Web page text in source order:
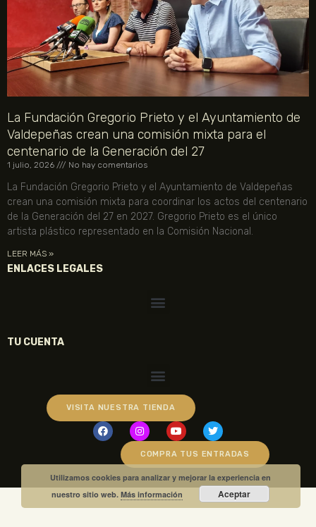
La Fundación Gregorio Prieto y el Ayuntamiento de
Valdepeñas crean una comisión mixta para el
centenario de la Generación del 27
1 julio, 2026 No hay comentarios
La Fundación Gregorio Prieto y el Ayuntamiento de Valdepeñas
crean una comisión mixta para coordinar los actos del centenario
de la Generación del 27 en 2027. Gregorio Prieto es el único
artista plástico representado en la Comisión Nacional.
LEER MÁS »
ENLACES LEGALES
TU CUENTA
VISITA NUESTRA TIENDA
COMPRA TUS ENTRADAS
Utilizamos cookies para analizar y mejorar la experiencia en
nuestro sitio web.Más información Aceptar